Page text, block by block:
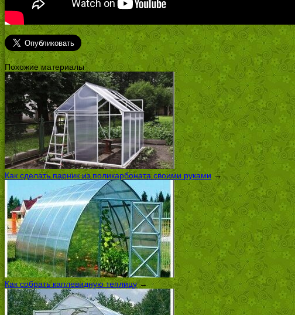
Похожие материалы
Как сделать парник из поликарбоната своими руками →
Как собрать каплевидную теплицу→